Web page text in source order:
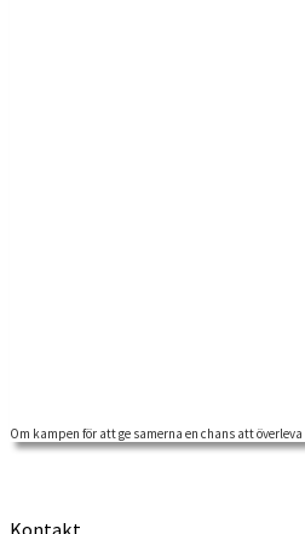
John Takmans personarkiv är en rik källa
Om kampen för att ge samerna en chans att överleva